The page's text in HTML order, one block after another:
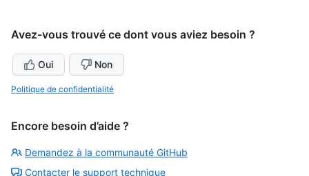
Avez-vous trouvé ce dont vous aviez besoin ?
Oui Non
Politique de confidentialité
Encore besoin d’aide ?
Demandez à la communauté GitHub
Contacter le support technique